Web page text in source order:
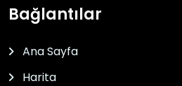
Bağlantılar
Ana Sayfa
Harita